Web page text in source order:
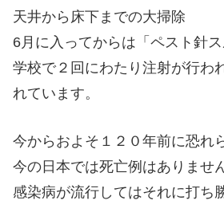
天井から床下までの大掃除
6月に入ってからは「ペスト針ス
学校で２回にわたり注射が行わ
れています。
今からおよそ１２０年前に恐れ
今の日本では死亡例はありませ
感染病が流行してはそれに打ち